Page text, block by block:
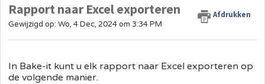
Rapport naar Excel exporteren Afdrukken
Gewijzigd op: Wo, 4 Dec, 2024 om 3:34 PM
In Bake-it kunt u elk rapport naar Excel exporteren op
de volgende manier.